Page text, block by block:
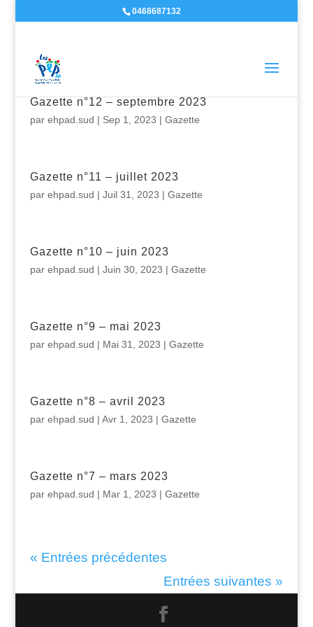
0468687132
Gazette n°12 – septembre 2023
par ehpad.sud | Sep 1, 2023 | Gazette
Gazette n°11 – juillet 2023
par ehpad.sud | Juil 31, 2023 | Gazette
Gazette n°10 – juin 2023
par ehpad.sud | Juin 30, 2023 | Gazette
Gazette n°9 – mai 2023
par ehpad.sud | Mai 31, 2023 | Gazette
Gazette n°8 – avril 2023
par ehpad.sud | Avr 1, 2023 | Gazette
Gazette n°7 – mars 2023
par ehpad.sud | Mar 1, 2023 | Gazette
« Entrées précédentes
Entrées suivantes »